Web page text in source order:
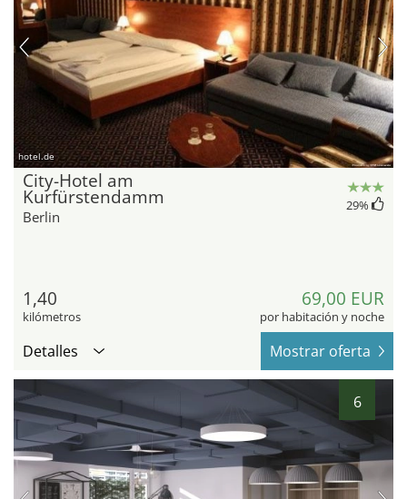
hotel.de
City-Hotel am
Kurfürstendamm
Berlin
29%
1,40
kilómetros
69,00 EUR
por habitación y noche
Detalles Mostrar oferta
6